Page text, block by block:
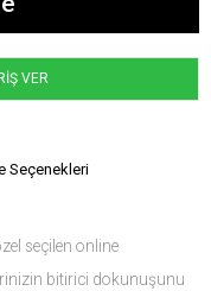
VER
Seçenekleri
seçilen online
bitirici dokunuşunu